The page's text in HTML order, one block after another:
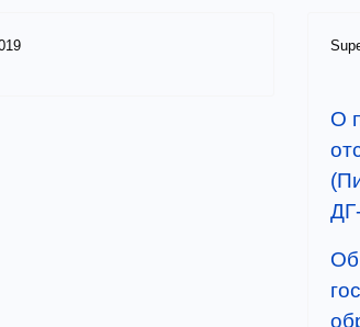
О
Об